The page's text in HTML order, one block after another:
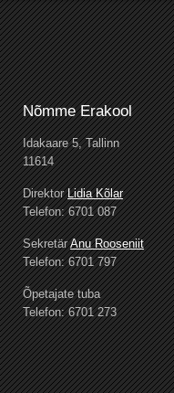
Nõmme Erakool
Idakaare 5, Tallinn
11614
DirektorLidia Kõlar
Telefon: 6701 087
SekretärAnu Rooseniit
Telefon: 6701 797
Õpetajate tuba
Telefon: 6701 273